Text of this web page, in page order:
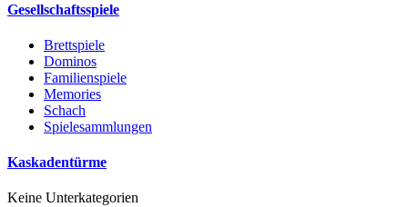
Gesellschaftsspiele
Brettspiele
Dominos
Familienspiele
Memories
Schach
Spielesammlungen
Kaskadentürme
Keine Unterkategorien